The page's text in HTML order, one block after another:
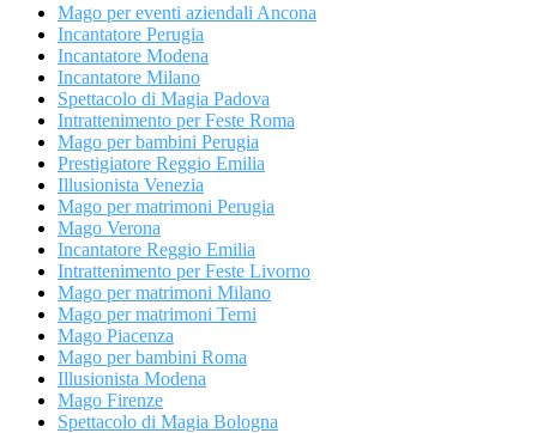
Mago per eventi aziendali Ancona
Incantatore Perugia
Incantatore Modena
Incantatore Milano
Spettacolo di Magia Padova
Intrattenimento per Feste Roma
Mago per bambini Perugia
Prestigiatore Reggio Emilia
Illusionista Venezia
Mago per matrimoni Perugia
Mago Verona
Incantatore Reggio Emilia
Intrattenimento per Feste Livorno
Mago per matrimoni Milano
Mago per matrimoni Terni
Mago Piacenza
Mago per bambini Roma
Illusionista Modena
Mago Firenze
Spettacolo di Magia Bologna